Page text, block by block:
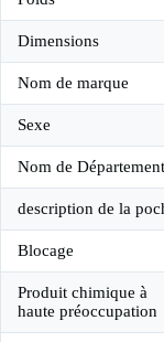
Dimensions
Nom de marque
Sexe
Nom de Département
description de la
Blocage
Produit chimique à
haute préoccupation